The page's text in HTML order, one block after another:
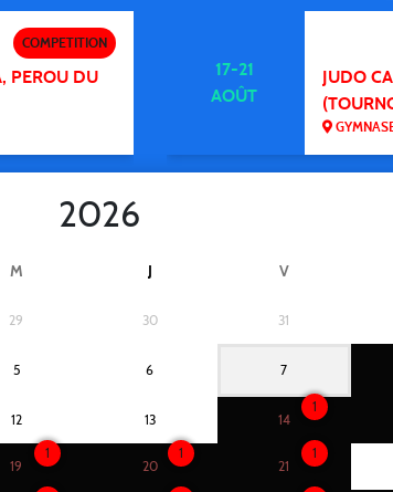
COMPETITION
PEROU DU
17-21
AOÛT
JUDO
M J V
29 30 31
5 6 7
12 13 14
1
19
1
20
1
21
1